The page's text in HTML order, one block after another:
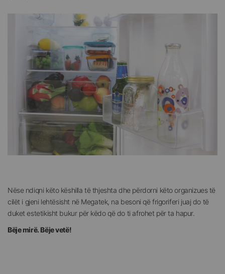
Nëse ndiqni këto këshilla të thjeshta dhe përdorni këto organizues të
cilët i gjeni lehtësisht në Megatek, na besoni që frigoriferi juaj do të
duket estetikisht bukur për këdo që do ti afrohet për ta hapur.
Bëje mirë. Bëje vetë!